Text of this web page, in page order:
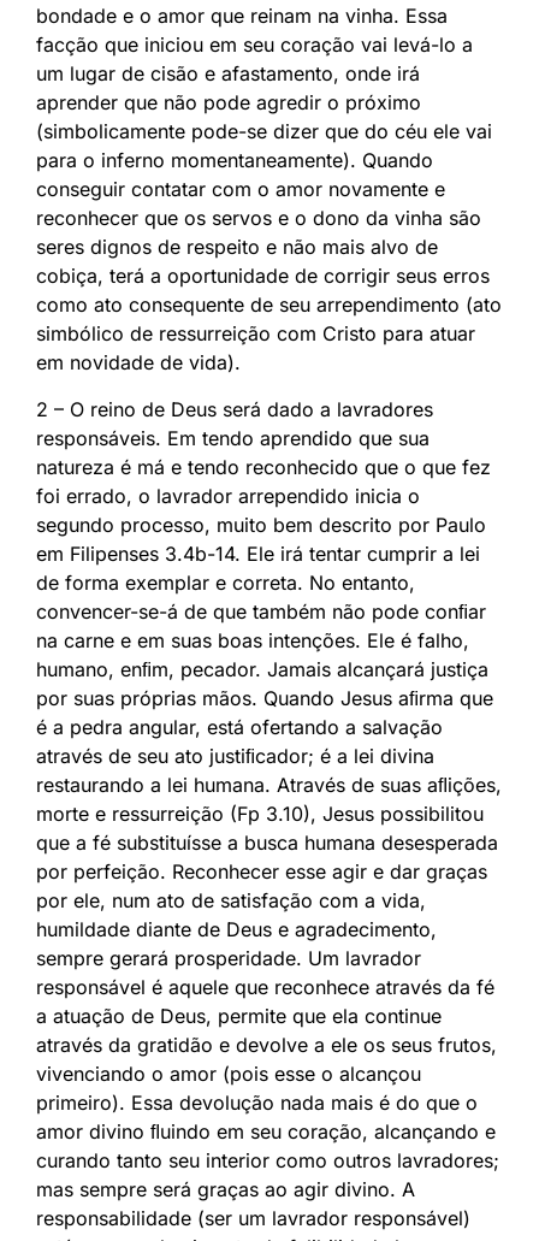
bondade e o amor que reinam na vinha. Essa
facção que iniciou em seu coração vai levá-lo a
um lugar de cisão e afastamento, onde irá
aprender que não pode agredir o próximo
(simbolicamente pode-se dizer que do céu ele vai
para o inferno momentaneamente). Quando
conseguir contatar com o amor novamente e
reconhecer que os servos e o dono da vinha são
seres dignos de respeito e não mais alvo de
cobiça, terá a oportunidade de corrigir seus erros
como ato consequente de seu arrependimento (ato
simbólico de ressurreição com Cristo para atuar
em novidade de vida).
2 – O reino de Deus será dado a lavradores
responsáveis. Em tendo aprendido que sua
natureza é má e tendo reconhecido que o que fez
foi errado, o lavrador arrependido inicia o
segundo processo, muito bem descrito por Paulo
em Filipenses 3.4b-14. Ele irá tentar cumprir a lei
de forma exemplar e correta. No entanto,
convencer-se-á de que também não pode conﬁar
na carne e em suas boas intenções. Ele é falho,
humano, enﬁm, pecador. Jamais alcançará justiça
por suas próprias mãos. Quando Jesus aﬁrma que
é a pedra angular, está ofertando a salvação
através de seu ato justiﬁcador; é a lei divina
restaurando a lei humana. Através de suas aﬂições,
morte e ressurreição (Fp 3.10), Jesus possibilitou
que a fé substituísse a busca humana desesperada
por perfeição. Reconhecer esse agir e dar graças
por ele, num ato de satisfação com a vida,
humildade diante de Deus e agradecimento,
sempre gerará prosperidade. Um lavrador
responsável é aquele que reconhece através da fé
a atuação de Deus, permite que ela continue
através da gratidão e devolve a ele os seus frutos,
vivenciando o amor (pois esse o alcançou
primeiro). Essa devolução nada mais é do que o
amor divino ﬂuindo em seu coração, alcançando e
curando tanto seu interior como outros lavradores;
mas sempre será graças ao agir divino. A
responsabilidade (ser um lavrador responsável)